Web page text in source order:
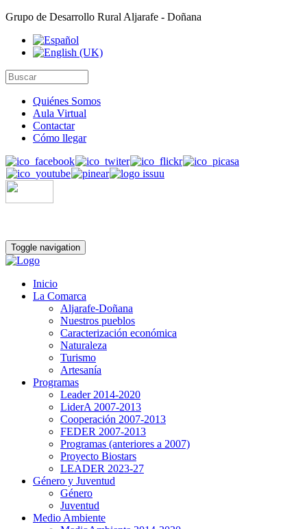
Grupo de Desarrollo Rural Aljarafe - Doñana
Quiénes Somos
Aula Virtual
Contactar
Cómo llegar
Toggle navigation
Inicio
La Comarca
Aljarafe-Doñana
Nuestros pueblos
Caracterización económica
Naturaleza
Turismo
Artesanía
Programas
Leader 2014-2020
LiderA 2007-2013
Cooperación 2007-2013
FEDER 2007-2013
Programas (anteriores a 2007)
Proyecto Biostars
LEADER 2023-27
Género y Juventud
Género
Juventud
Medio Ambiente